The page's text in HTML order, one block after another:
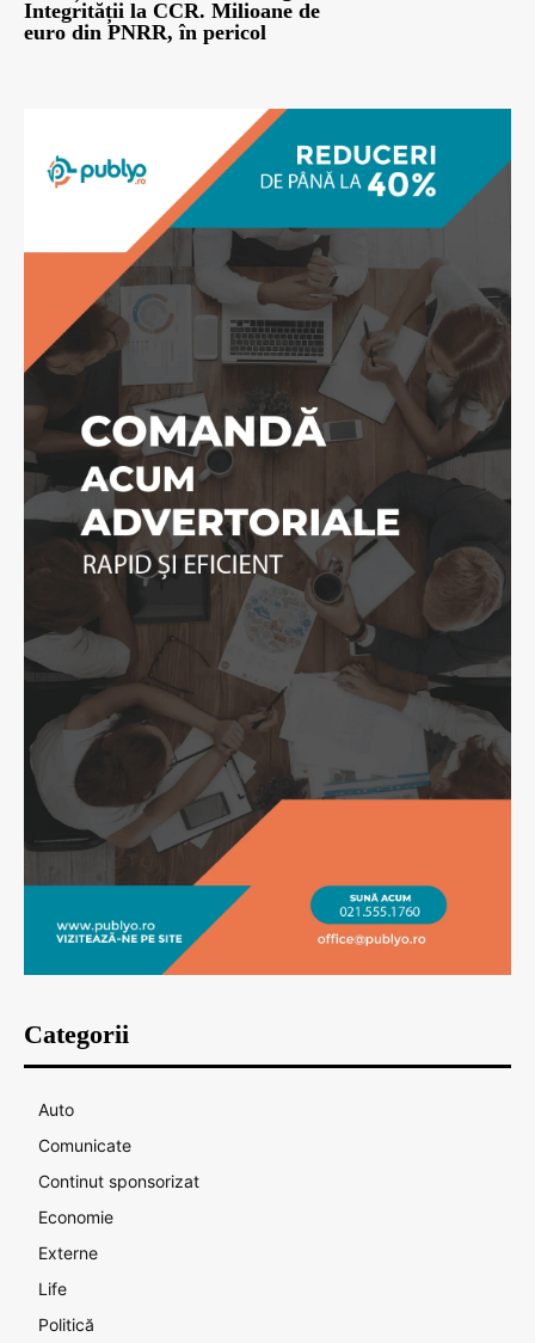
Integrității la CCR. Milioane de
euro din PNRR, în pericol
Categorii
Auto
Comunicate
Continut sponsorizat
Economie
Externe
Life
Politică